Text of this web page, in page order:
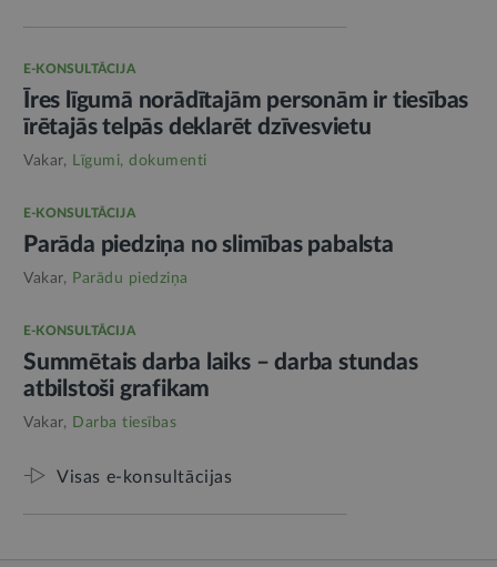
E-KONSULTĀCIJA
Īres līgumā norādītajām personām ir tiesības
īrētajās telpās deklarēt dzīvesvietu
Vakar, Līgumi, dokumenti
E-KONSULTĀCIJA
Parāda piedziņa no slimības pabalsta
Vakar, Parādu piedziņa
E-KONSULTĀCIJA
Summētais darba laiks – darba stundas
atbilstoši grafikam
Vakar, Darba tiesības
Visas e-konsultācijas